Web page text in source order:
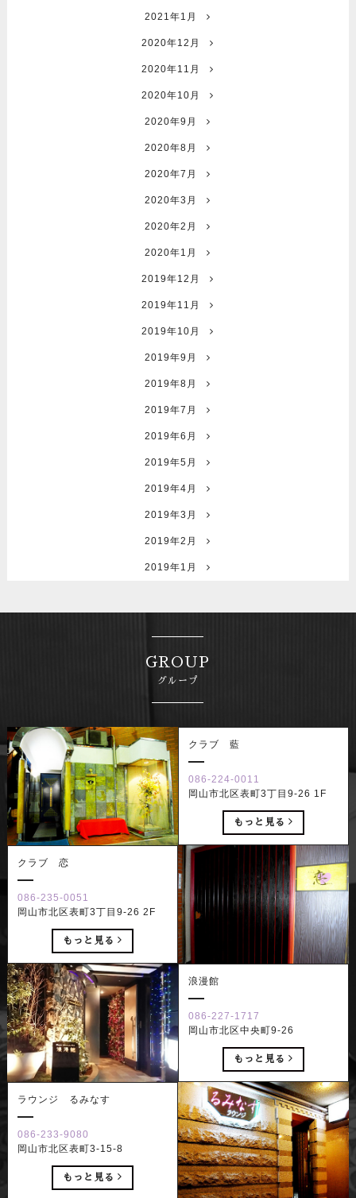
2021年1月
2020年12月
2020年11月
2020年10月
2020年9月
2020年8月
2020年7月
2020年3月
2020年2月
2020年1月
2019年12月
2019年11月
2019年10月
2019年9月
2019年8月
2019年7月
2019年6月
2019年5月
2019年4月
2019年3月
2019年2月
2019年1月
GROUP
グループ
クラブ 藍
086-224-0011
岡山市北区表町3丁目9-26 1F
もっと見る
クラブ 恋
086-235-0051
岡山市北区表町3丁目9-26 2F
もっと見る
浪漫館
086-227-1717
岡山市北区中央町9-26
もっと見る
ラウンジ るみなす
086-233-9080
岡山市北区表町3-15-8
もっと見る